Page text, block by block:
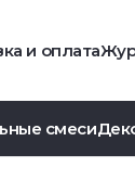
и оплата
смеси